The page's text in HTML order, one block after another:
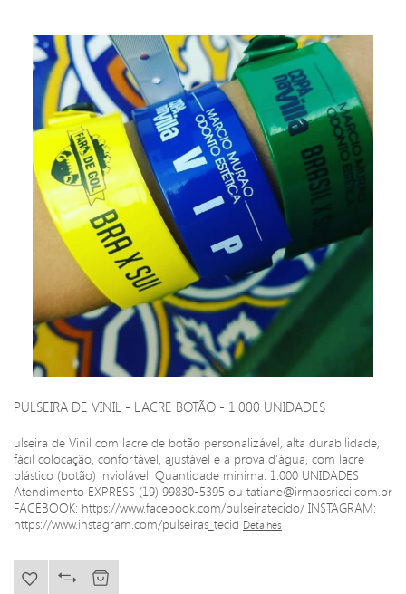
PULSEIRA DE VINIL - LACRE BOTÃO - 1.000 UNIDADES
ulseira de Vinil com lacre de botão personalizável, alta durabilidade,
fácil colocação, confortável, ajustável e a prova d’água, com lacre
plástico (botão) inviolável. Quantidade minima: 1.000 UNIDADES
Atendimento EXPRESS (19) 99830-5395 ou tatiane@irmaosricci.com.br
FACEBOOK: https://www.facebook.com/pulseiratecido/ INSTAGRAM:
https://www.instagram.com/pulseiras_tecid Detalhes